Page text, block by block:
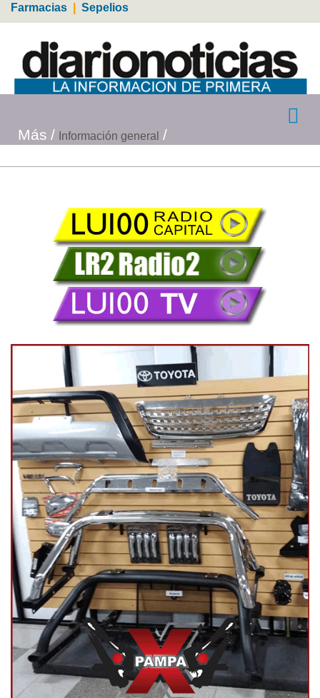
Farmacias Sepelios
Más Información general